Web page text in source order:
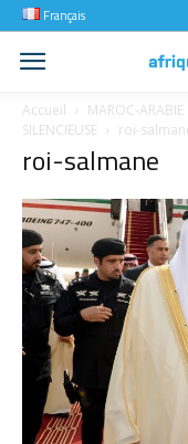
Français
Accueil
MAROC-ARABIE
SILENCIEUSE
roi-
roi-salmane